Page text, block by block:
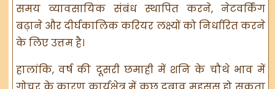
समय व्यावसायिक संबंध स्थापित करने, नेटवर्किंग
बढ़ाने और दीर्घकालिक करियर लक्ष्यों को निर्धारित करने
के लिए उत्तम है।
हालांकि, वर्ष की दूसरी छमाही में शनि के चौथे भाव में